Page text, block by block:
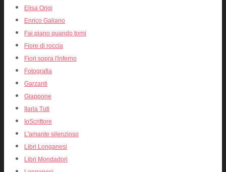
Elisa Origi
Enrico Galiano
Fai piano quando torni
Fiore di roccia
Fiori sopra l'inferno
Fotografia
Garzanti
Giappone
Ilaria Tuti
IoScrittore
L'amante silenzioso
Libri Longanesi
Libri Mondadori